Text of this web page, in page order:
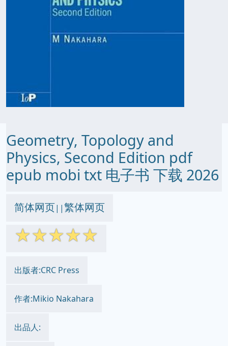
Geometry, Topology and
Physics, Second Edition pdf
epub mobi txt 电子书 下载 2026
简体网页||繁体网页
☆☆☆☆☆
出版者:CRC Press
作者:Mikio Nakahara
出品人: